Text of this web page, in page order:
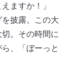
ますか！」
披露。この大
。その時間に
、「ぼーっと